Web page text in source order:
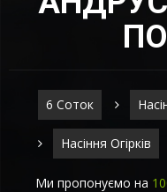
6 Соток
Насіння Огірків
Ми пропонуємо на